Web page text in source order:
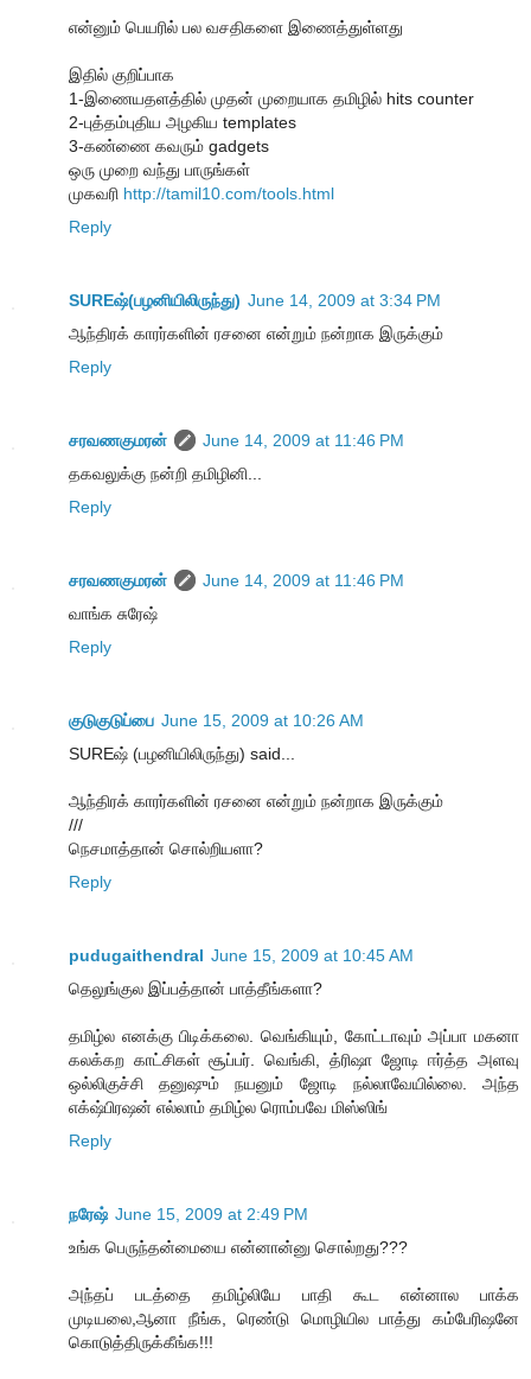
என்னும் பெயரில் பல வசதிகளை இணைத்துள்ளது
இதில் குறிப்பாக
1-இணையதளத்தில் முதன் முறையாக தமிழில் hits counter
2-புத்தம்புதிய அழகிய templates
3-கண்ணை கவரும் gadgets
ஒரு முறை வந்து பாருங்கள்
முகவரி http://tamil10.com/tools.html
Reply
SUREஷ்(பழனியிலிருந்து) June 14, 2009 at 3:34 PM
ஆந்திரக் காரர்களின் ரசனை என்றும் நன்றாக இருக்கும்
Reply
சரவணகுமரன்
June 14, 2009 at 11:46 PM
தகவலுக்கு நன்றி தமிழினி...
Reply
சரவணகுமரன்
June 14, 2009 at 11:46 PM
வாங்க சுரேஷ்
Reply
குடுகுடுப்பை June 15, 2009 at 10:26 AM
SUREஷ் (பழனியிலிருந்து) said...
ஆந்திரக் காரர்களின் ரசனை என்றும் நன்றாக இருக்கும்
///
நெசமாத்தான் சொல்றியளா?
Reply
pudugaithendral June 15, 2009 at 10:45 AM
தெலுங்குல இப்பத்தான் பாத்தீங்களா?
தமிழ்ல எனக்கு பிடிக்கலை. வெங்கியும், கோட்டாவும் அப்பா மகனா
கலக்கற காட்சிகள் சூப்பர். வெங்கி, த்ரிஷா ஜோடி ஈர்த்த அளவு
ஒல்லிகுச்சி தனுஷும் நயனும் ஜோடி நல்லாவேயில்லை. அந்த
எக்‌ஷ்பிரஷன் எல்லாம் தமிழ்ல ரொம்பவே மிஸ்ஸிங்
Reply
நரேஷ் June 15, 2009 at 2:49 PM
உங்க பெருந்தன்மையை என்னான்னு சொல்றது???
அந்தப் படத்தை தமிழ்லியே பாதி கூட என்னால பாக்க
முடியலை,ஆனா நீங்க, ரெண்டு மொழியில பாத்து கம்பேரிஷனே
கொடுத்திருக்கீங்க!!!